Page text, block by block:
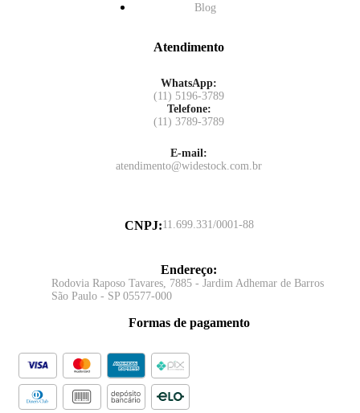
Blog
Atendimento
WhatsApp:
(11) 5196-3789
Telefone:
(11) 3789-3789
E-mail:
atendimento@widestock.com.br
CNPJ:11.699.331/0001-88
Endereço:
Rodovia Raposo Tavares, 7885 - Jardim Adhemar de Barros
São Paulo - SP 05577-000
Formas de pagamento